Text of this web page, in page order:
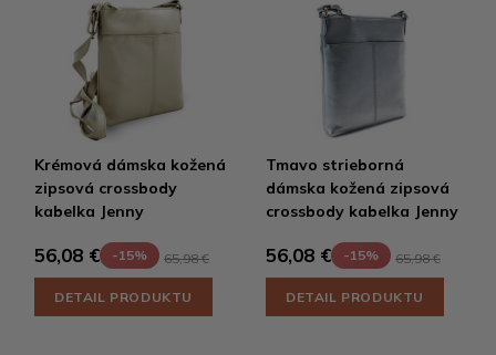
Krémová dámska kožená
zipsová crossbody
kabelka Jenny
56,08 € -15% 65,98 €
DETAIL PRODUKTU
Tmavo strieborná
dámska kožená zipsová
crossbody kabelka Jenny
56,08 € -15% 65,98 €
DETAIL PRODUKTU